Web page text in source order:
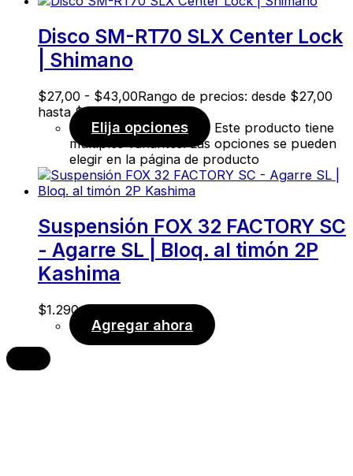
Disco SM-RT70 SLX Center Lock
| Shimano
$27,00 - $43,00Rango de precios: desde $27,00
hasta $43,00
Elija opciones
Este producto tiene
múltiples variantes. Las opciones se pueden
elegir en la página de producto
Suspensión FOX 32 FACTORY SC
- Agarre SL | Bloq. al timón 2P
Kashima
$1.290,00
Agregar ahora